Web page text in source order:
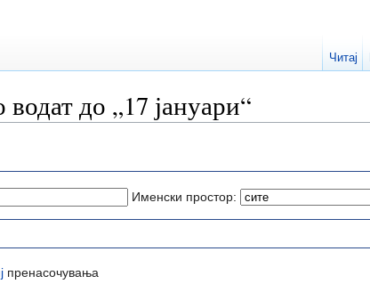
до „17 јануари“
Именски простор:
пренасочувања
Читај